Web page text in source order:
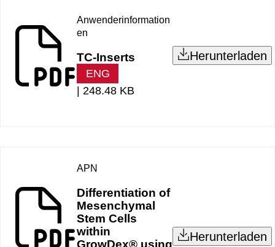
Anwenderinformation
en
TC-Inserts
ENG
| 248.48 KB
Herunterladen
APN
Differentiation of
Mesenchymal
Stem Cells
within
GrowDex® using
Herunterladen